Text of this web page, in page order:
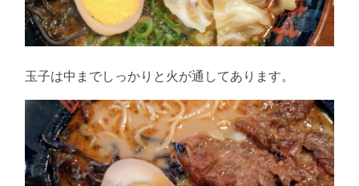
玉子は中までしっかりと火が通してあります。